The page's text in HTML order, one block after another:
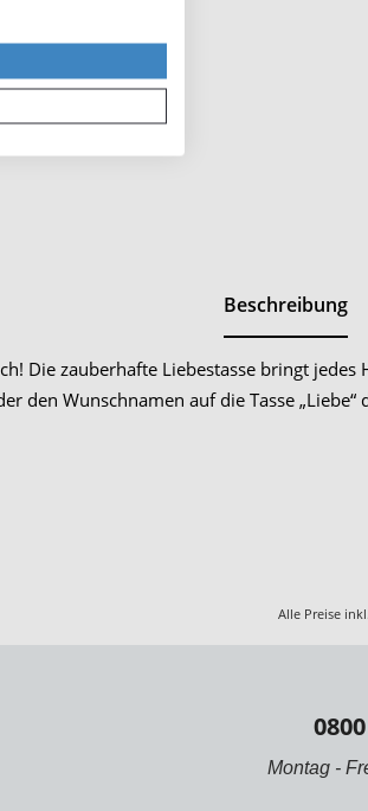
Beschreibung
Die zauberhafte Liebestasse bringt
den Wunschnamen auf die Tasse
Alle Preise
Montag -